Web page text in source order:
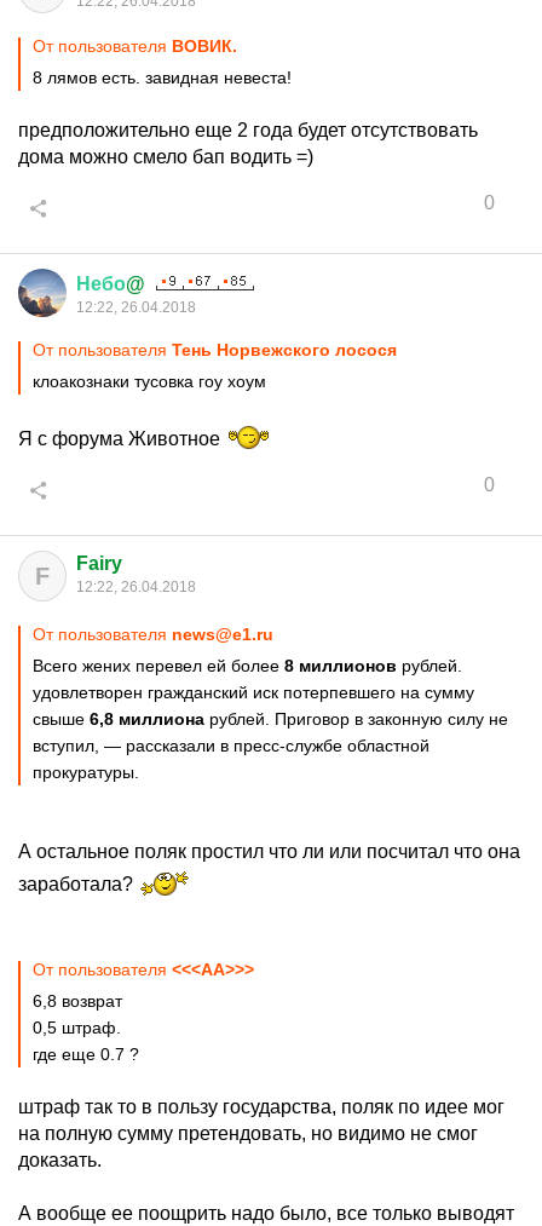
От пользователя ВОВИК.
8 лямов есть. завидная невеста!
предположительно еще 2 года будет отсутствовать
дома можно смело бап водить =)
0
Небо@
12:22, 26.04.2018
От пользователя Тень Норвежского лосося
клоакознаки тусовка гоу хоум
Я с форума Животное
0
F Fairy
12:22, 26.04.2018
От пользователя news@e1.ru
Всего жених перевел ей более 8 миллионов рублей.
удовлетворен гражданский иск потерпевшего на сумму
свыше 6,8 миллиона рублей. Приговор в законную силу не
вступил, — рассказали в пресс-службе областной
прокуратуры.
А остальное поляк простил что ли или посчитал что она
заработала?
От пользователя <<<AA>>>
6,8 возврат
0,5 штраф.
где еще 0.7 ?
штраф так то в пользу государства, поляк по идее мог
на полную сумму претендовать, но видимо не смог
доказать.
А вообще ее поощрить надо было, все только выводят